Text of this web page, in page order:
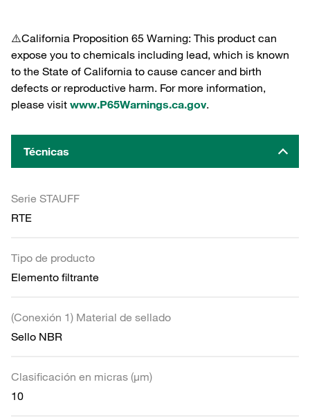
⚠️California Proposition 65 Warning: This product can
expose you to chemicals including lead, which is known
to the State of California to cause cancer and birth
defects or reproductive harm. For more information,
please visit www.P65Warnings.ca.gov.
Técnicas
Serie STAUFF
RTE
Tipo de producto
Elemento filtrante
(Conexión 1) Material de sellado
Sello NBR
Clasificación en micras (µm)
10